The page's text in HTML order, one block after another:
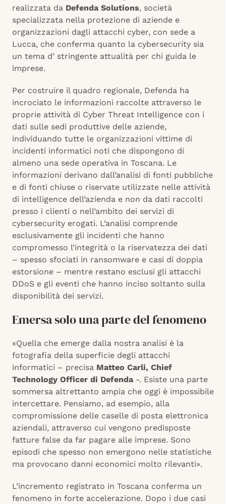
realizzata da Defenda Solutions, società
specializzata nella protezione di aziende e
organizzazioni dagli attacchi cyber, con sede a
Lucca, che conferma quanto la cybersecurity sia
un tema d’ stringente attualità per chi guida le
imprese.
Per costruire il quadro regionale, Defenda ha
incrociato le informazioni raccolte attraverso le
proprie attività di Cyber Threat Intelligence con i
dati sulle sedi produttive delle aziende,
individuando tutte le organizzazioni vittime di
incidenti informatici noti che dispongono di
almeno una sede operativa in Toscana. Le
informazioni derivano dall’analisi di fonti pubbliche
e di fonti chiuse o riservate utilizzate nelle attività
di intelligence dell’azienda e non da dati raccolti
presso i clienti o nell’ambito dei servizi di
cybersecurity erogati. L’analisi comprende
esclusivamente gli incidenti che hanno
compromesso l’integrità o la riservatezza dei dati
– spesso sfociati in ransomware e casi di doppia
estorsione – mentre restano esclusi gli attacchi
DDoS e gli eventi che hanno inciso soltanto sulla
disponibilità dei servizi.
Emersa solo una parte del fenomeno
«Quella che emerge dalla nostra analisi è la
fotografia della superficie degli attacchi
informatici – precisa Matteo Carli, Chief
Technology Officer di Defenda -. Esiste una parte
sommersa altrettanto ampia che oggi è impossibile
intercettare. Pensiamo, ad esempio, alla
compromissione delle caselle di posta elettronica
aziendali, attraverso cui vengono predisposte
fatture false da far pagare alle imprese. Sono
episodi che spesso non emergono nelle statistiche
ma provocano danni economici molto rilevanti».
L’incremento registrato in Toscana conferma un
fenomeno in forte accelerazione. Dopo i due casi